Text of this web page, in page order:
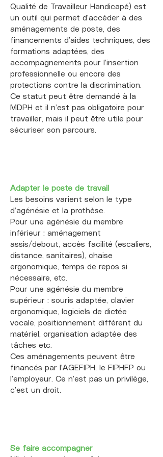
favoriser la motivation et la créativité,
quelle que soit la complexité
technique atteinte.​
L'essentiel est d'oser expérimenter,
de chercher l'accompagnement
approprié et de ne pas hésiter à
adapter l'instrument ou la méthode à
sa propre pathologie. La musique reste
progresser dans le contrôle moteur.
11. Privilégier des outils à encre gel ou
feutre, qui nécessitent moins de
pression pour écrire ou dessiner.
12. S'inspirer d'artistes connus ayant
surmonté le handicap pour trouver
des modèles et des sources de
motivation.
Avec créativité, accompagnement,
outils adaptés et approche
Qualité de Travailleur Handicapé) est
un outil qui permet d’accéder à des
aménagements de poste, des
financements d’aides techniques, des
formations adaptées, des
accompagnements pour l’insertion
professionnelle ou encore des
protections contre la discrimination.
Ce statut peut être demandé à la
MDPH et il n’est pas obligatoire pour
travailler, mais il peut être utile pour
sécuriser son parcours.
Adapter le poste de travail
Les besoins varient selon le type
d’agénésie et la prothèse.
Pour une agénésie du membre
inférieur : aménagement
assis/debout, accès facilité (escaliers,
distance, sanitaires), chaise
ergonomique, temps de repos si
nécessaire, etc.
Pour une agénésie du membre
supérieur : souris adaptée, clavier
ergonomique, logiciels de dictée
vocale, positionnement différent du
matériel, organisation adaptée des
tâches etc.
Ces aménagements peuvent être
financés par l’AGEFIPH, le FIPHFP ou
l’employeur. Ce n’est pas un privilège,
c’est un droit.
Se faire accompagner